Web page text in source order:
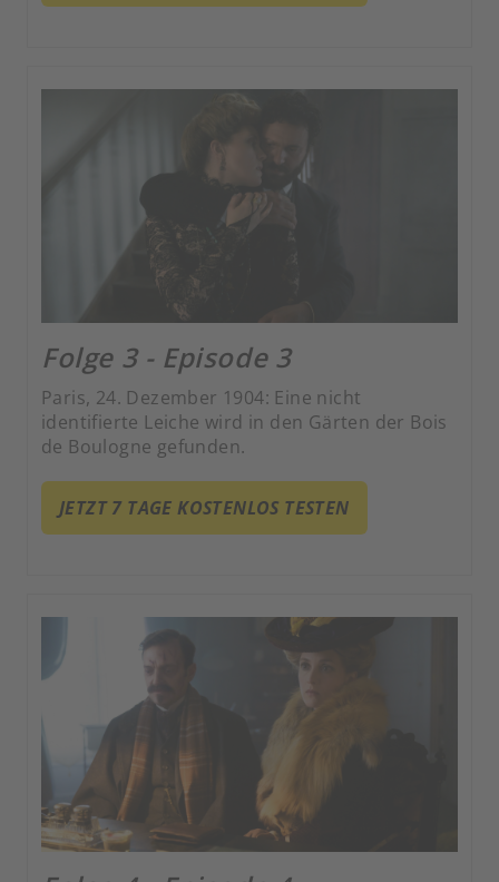
Folge 3 - Episode 3
Paris, 24. Dezember 1904: Eine nicht
identifierte Leiche wird in den Gärten der Bois
de Boulogne gefunden.
JETZT 7 TAGE KOSTENLOS TESTEN